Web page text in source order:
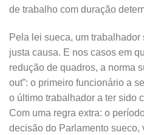
de trabalho com duração
Pela lei sueca, um
justa causa. E nos casos em
redução de quadros, a norma
out”: o primeiro funcionário a
o último trabalhador a ter sido
Com uma regra extra: o
decisão do Parlamento sueco,